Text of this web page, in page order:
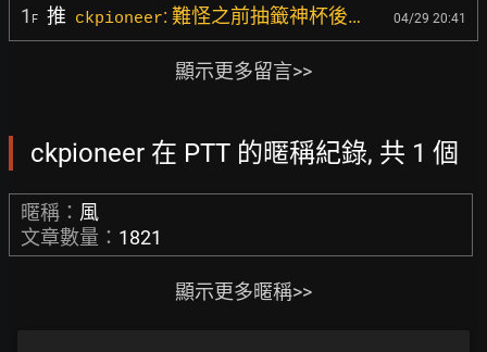
1 F 推 ckpioneer: 難怪之前抽籤神杯後… 04/29 20:41
顯示更多留言>>
ckpioneer 在 PTT 的暱稱紀錄, 共 1 個
暱稱： 風
文章數量： 1821
顯示更多暱稱>>